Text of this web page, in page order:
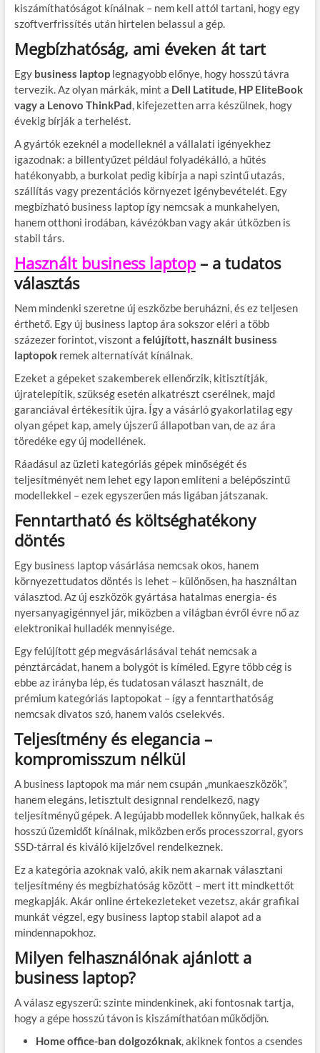
kiszámíthatóságot kínálnak – nem kell attól tartani, hogy egy
szoftverfrissítés után hirtelen belassul a gép.
Megbízhatóság, ami éveken át tart
Egy business laptoplegnagyobb előnye, hogy hosszú távra
tervezik. Az olyan márkák, mint a Dell Latitude, HP EliteBook
vagy a Lenovo ThinkPad, kifejezetten arra készülnek, hogy
évekig bírják a terhelést.
A gyártók ezeknél a modelleknél a vállalati igényekhez
igazodnak: a billentyűzet például folyadékálló, a hűtés
hatékonyabb, a burkolat pedig kibírja a napi szintű utazás,
szállítás vagy prezentációs környezet igénybevételét. Egy
megbízható business laptop így nemcsak a munkahelyen,
hanem otthoni irodában, kávézókban vagy akár útközben is
stabil társ.
Használt business laptop– a tudatos
választás
Nem mindenki szeretne új eszközbe beruházni, és ez teljesen
érthető. Egy új business laptop ára sokszor eléri a több
százezer forintot, viszont a felújított, használt business
laptopokremek alternatívát kínálnak.
Ezeket a gépeket szakemberek ellenőrzik, kitisztítják,
újratelepítik, szükség esetén alkatrészt cserélnek, majd
garanciával értékesítik újra. Így a vásárló gyakorlatilag egy
olyan gépet kap, amely újszerű állapotban van, de az ára
töredéke egy új modellének.
Ráadásul az üzleti kategóriás gépek minőségét és
teljesítményét nem lehet egy lapon említeni a belépőszintű
modellekkel – ezek egyszerűen más ligában játszanak.
Fenntartható és költséghatékony
döntés
Egy business laptop vásárlása nemcsak okos, hanem
környezettudatos döntés is lehet – különösen, ha használtan
választod. Az új eszközök gyártása hatalmas energia- és
nyersanyagigénnyel jár, miközben a világban évről évre nő az
elektronikai hulladék mennyisége.
Egy felújított gép megvásárlásával tehát nemcsak a
pénztárcádat, hanem a bolygót is kíméled. Egyre több cég is
ebbe az irányba lép, és tudatosan választ használt, de
prémium kategóriás laptopokat – így a fenntarthatóság
nemcsak divatos szó, hanem valós cselekvés.
Teljesítmény és elegancia –
kompromisszum nélkül
A business laptopok ma már nem csupán „munkaeszközök”,
hanem elegáns, letisztult designnal rendelkező, nagy
teljesítményű gépek. A legújabb modellek könnyűek, halkak és
hosszú üzemidőt kínálnak, miközben erős processzorral, gyors
SSD-tárral és kiváló kijelzővel rendelkeznek.
Ez a kategória azoknak való, akik nem akarnak választani
teljesítmény és megbízhatóság között – mert itt mindkettőt
megkapják. Akár online értekezleteket vezetsz, akár grafikai
munkát végzel, egy business laptop stabil alapot ad a
mindennapokhoz.
Milyen felhasználónak ajánlott a
business laptop?
A válasz egyszerű: szinte mindenkinek, aki fontosnak tartja,
hogy a gépe hosszú távon is kiszámíthatóan működjön.
Home office-ban dolgozóknak, akiknek fontos a csendes